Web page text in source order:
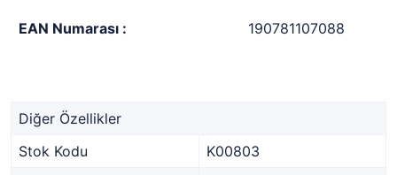
EAN Numarası : 190781107088
Diğer Özellikler
Stok Kodu
K00803